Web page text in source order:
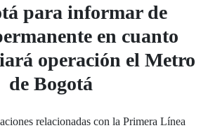
para informar de
en cuanto
operación el Metro
de Bogotá
relacionadas con la Primera Línea